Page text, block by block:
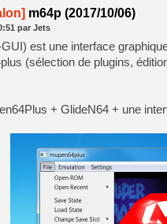
m64p (2017/10/06)
par Jets
est une interface
(sélection de plugins,
+ GlideN64 + une